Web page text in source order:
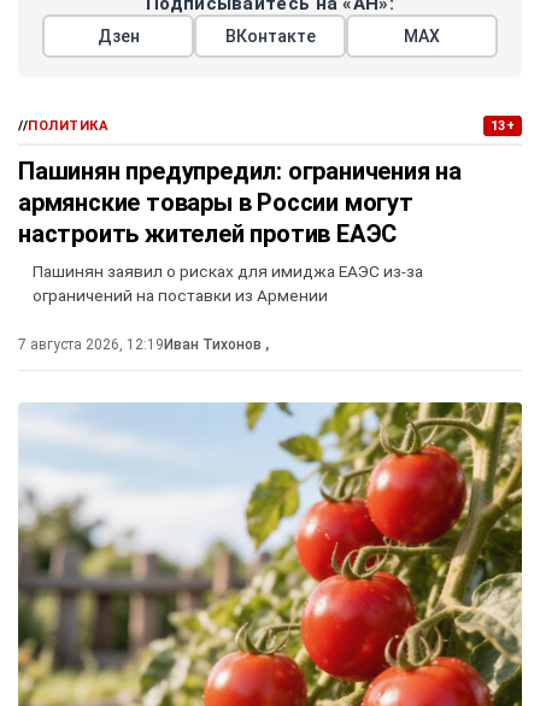
Дзен ВКонтакте МАХ
//ПОЛИТИКА 13+
Пашинян предупредил: ограничения на
армянские товары в России могут
настроить жителей против ЕАЭС
Пашинян заявил о рисках для имиджа ЕАЭС из-за
ограничений на поставки из Армении
7 августа 2026, 12:19 Иван Тихонов ,